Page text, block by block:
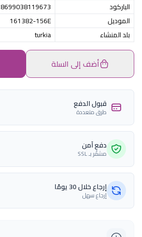
الباركود
8699038119673
الموديل
161382-156E
بلد المنشاء
turkia
أضف إلى السلة
قبول الدفع
طرق متعددة
دفع آمن
مشفّر بـ SSL
إرجاع خلال 30 يومًا
إرجاع سهل